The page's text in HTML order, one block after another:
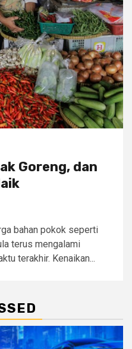
Goreng, dan
bahan pokok seperti
terus mengalami
terakhir. Kenaikan...